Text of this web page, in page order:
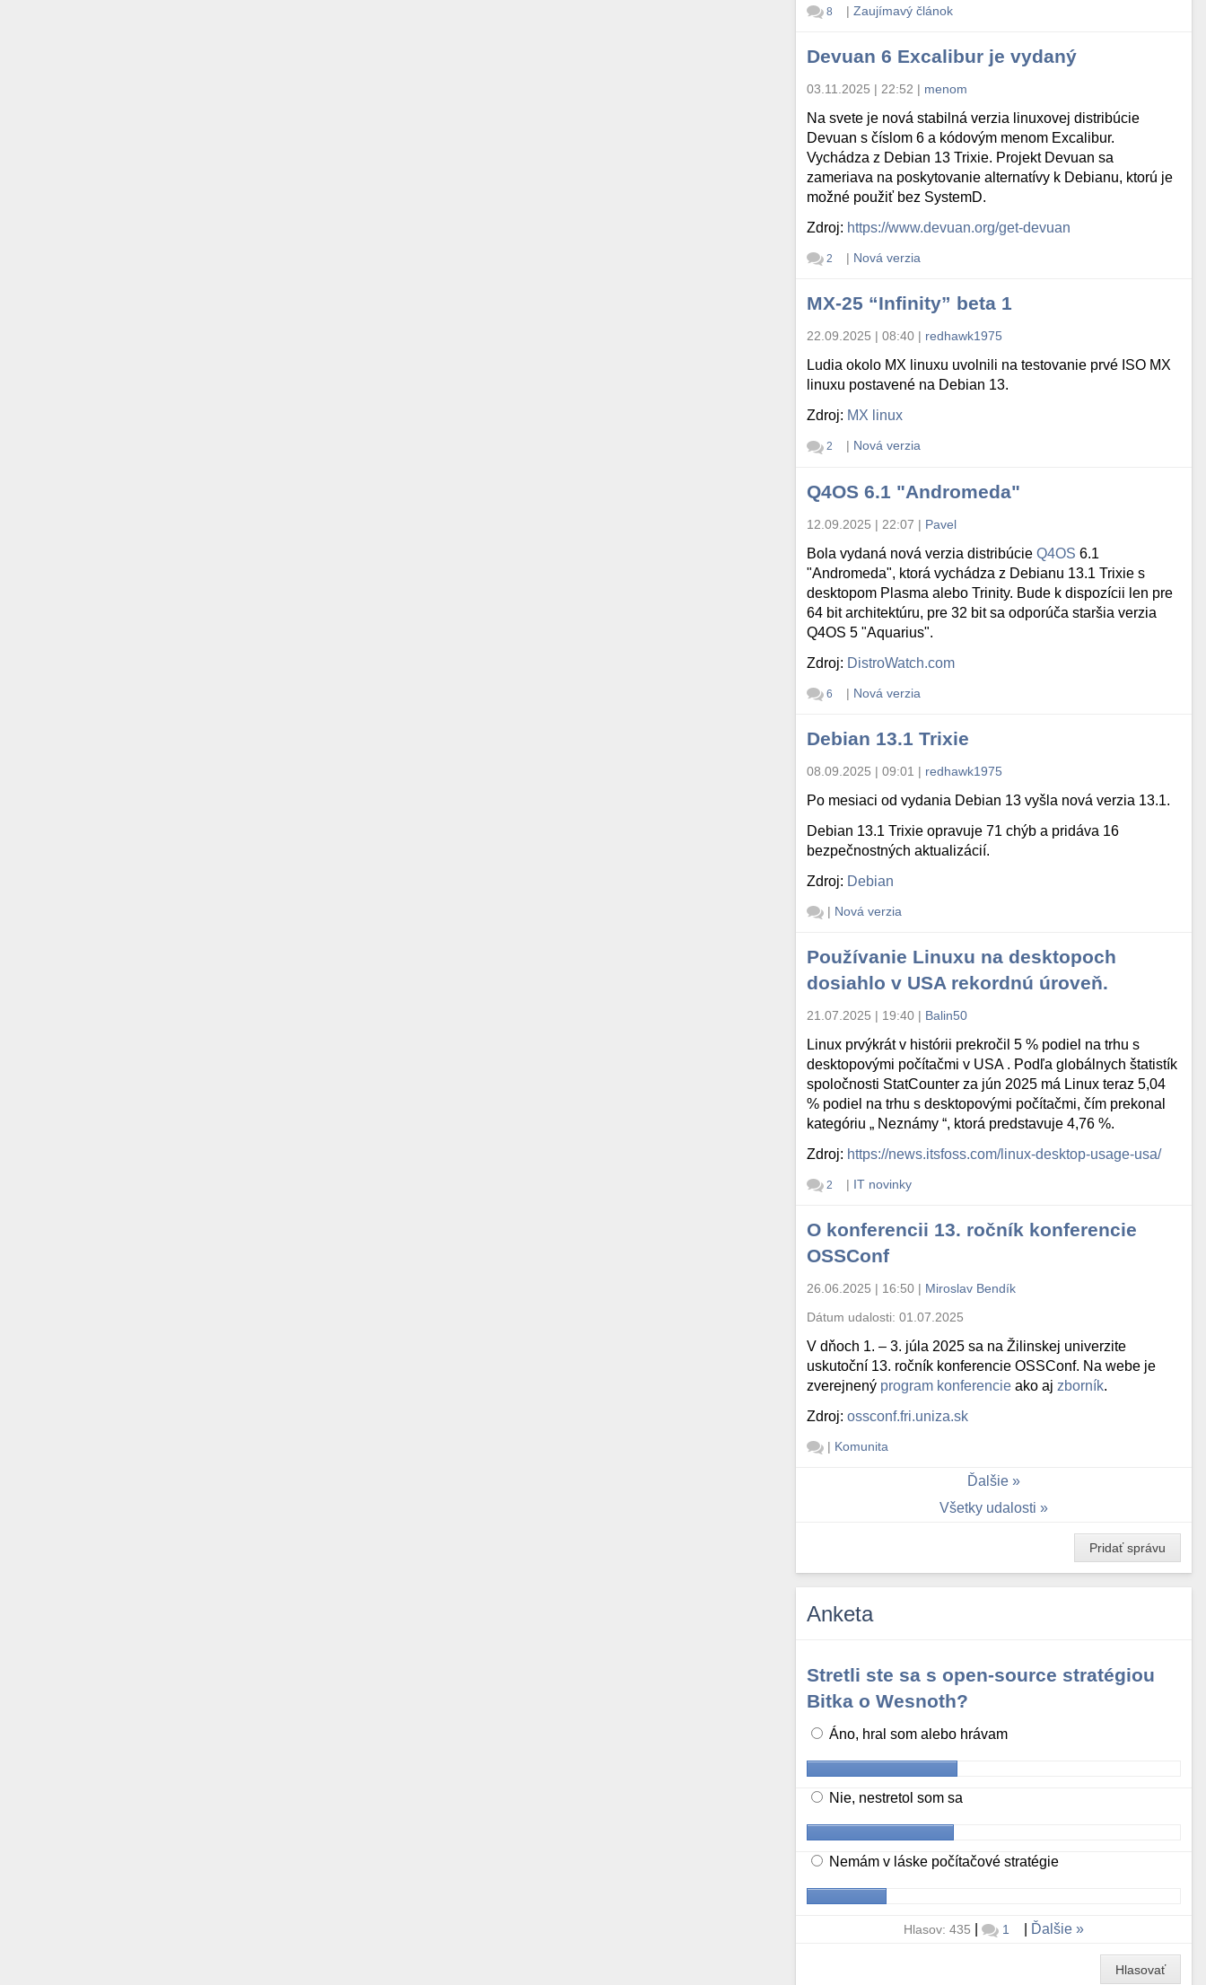
8 | Zaujímavý článok
Devuan 6 Excalibur je vydaný
03.11.2025 | 22:52 | menom
Na svete je nová stabilná verzia linuxovej distribúcie
Devuan s číslom 6 a kódovým menom Excalibur.
Vychádza z Debian 13 Trixie. Projekt Devuan sa
zameriava na poskytovanie alternatívy k Debianu, ktorú je
možné použiť bez SystemD.
Zdroj: https://www.devuan.org/get-devuan
2 | Nová verzia
MX-25 “Infinity” beta 1
22.09.2025 | 08:40 | redhawk1975
Ludia okolo MX linuxu uvolnili na testovanie prvé ISO MX
linuxu postavené na Debian 13.
Zdroj: MX linux
2 | Nová verzia
Q4OS 6.1 "Andromeda"
12.09.2025 | 22:07 | Pavel
Bola vydaná nová verzia distribúcieQ4OS 6.1
"Andromeda", ktorá vychádza z Debianu 13.1 Trixie s
desktopom Plasma alebo Trinity. Bude k dispozícii len pre
64 bit architektúru, pre 32 bit sa odporúča staršia verzia
Q4OS 5 "Aquarius".
Zdroj: DistroWatch.com
6 | Nová verzia
Debian 13.1 Trixie
08.09.2025 | 09:01 | redhawk1975
Po mesiaci od vydania Debian 13 vyšla nová verzia 13.1.
Debian 13.1 Trixie opravuje 71 chýb a pridáva 16
bezpečnostných aktualizácií.
Zdroj: Debian
| Nová verzia
Používanie Linuxu na desktopoch
dosiahlo v USA rekordnú úroveň.
21.07.2025 | 19:40 | Balin50
Linux prvýkrát v histórii prekročil 5 % podiel na trhu s
desktopovými počítačmi v USA . Podľa globálnych štatistík
spoločnosti StatCounter za jún 2025 má Linux teraz 5,04
% podiel na trhu s desktopovými počítačmi, čím prekonal
kategóriu „ Neznámy “, ktorá predstavuje 4,76 %.
Zdroj: https://news.itsfoss.com/linux-desktop-usage-usa/
2 | IT novinky
O konferencii 13. ročník konferencie
OSSConf
26.06.2025 | 16:50 | Miroslav Bendík
Dátum udalosti:01.07.2025
V dňoch 1. – 3. júla 2025 sa na Žilinskej univerzite
uskutoční 13. ročník konferencie OSSConf. Na webe je
zverejnený program konferencie ako aj zborník.
Zdroj:ossconf.fri.uniza.sk
| Komunita
Ďalšie
Všetky udalosti
Pridať správu
Anketa
Stretli ste sa s open-source stratégiou
Bitka o Wesnoth?
Áno, hral som alebo hrávam
Nie, nestretol som sa
Nemám v láske počítačové stratégie
Hlasov: 435 | 1 Ďalšie
Hlasovať